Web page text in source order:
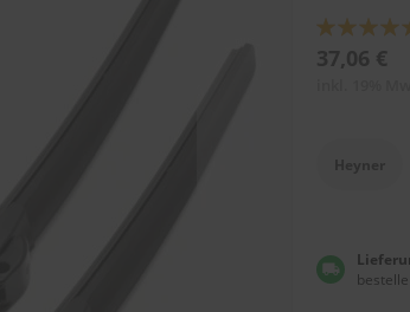
Bewertung:
89
% of 100
37,06 €